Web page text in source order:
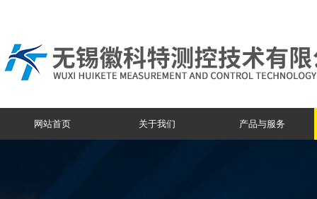
网站首页 关于我们 产品与服务